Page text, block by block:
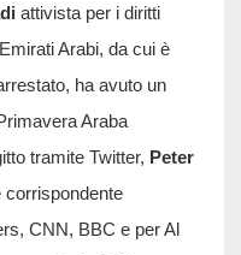
attivista per i diritti
Arabi, da cui è
ha avuto un
Araba
tramite Twitter, Peter
corrispondente
CNN, BBC e per Al